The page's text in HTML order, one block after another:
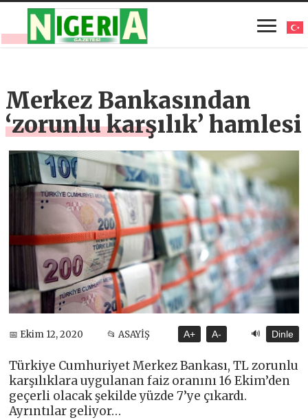
Merkez Bankasından
‘zorunlu karşılık’ hamlesi
📅 Ekim 12, 2020 📂 ASAYİŞ A+ A- 🔊 Dinle
Türkiye Cumhuriyet Merkez Bankası, TL zorunlu
karşılıklara uygulanan faiz oranını 16 Ekim’den
geçerli olacak şekilde yüzde 7’ye çıkardı.
Ayrıntılar geliyor…